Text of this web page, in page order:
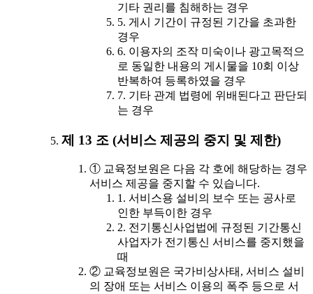
기타 권리를 침해하는 경우
5. 게시 기간이 규정된 기간을 초과한
경우
6. 이용자의 조작 미숙이나 광고목적으
로 동일한 내용의 게시물을 10회 이상
반복하여 등록하였을 경우
7. 기타 관계 법령에 위배된다고 판단되
는 경우
제 13 조 (서비스 제공의 중지 및 제한)
① 교육정보원은 다음 각 호에 해당하는 경우
서비스 제공을 중지할 수 있습니다.
1. 서비스용 설비의 보수 또는 공사로
인한 부득이한 경우
2. 전기통신사업법에 규정된 기간통신
사업자가 전기통신 서비스를 중지했을
때
② 교육정보원은 국가비상사태, 서비스 설비
의 장애 또는 서비스 이용의 폭주 등으로 서